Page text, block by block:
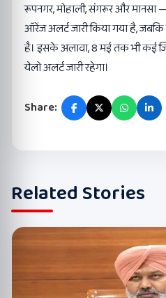
रूपनगर, मोहाली, संगरूर और
ऑरेंज अलर्ट जारी किया गया है,
है। इसके अलावा, 8 मई तक भी कई
येलो अलर्ट जारी रहेगा।
Share:
Related Stories